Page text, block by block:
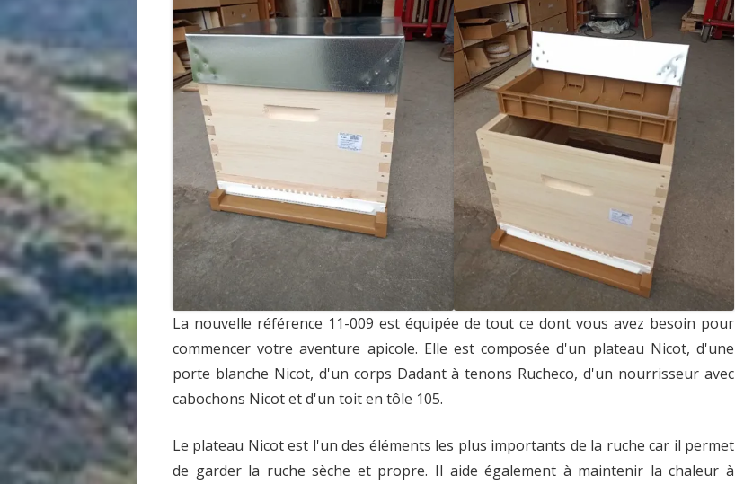
La nouvelle référence 11-009 est équipée de tout ce dont vous avez besoin pour
commencer votre aventure apicole. Elle est composée d'un plateau Nicot, d'une
porte blanche Nicot, d'un corps Dadant à tenons Rucheco, d'un nourrisseur avec
cabochons Nicot et d'un toit en tôle 105.
Le plateau Nicot est l'un des éléments les plus importants de la ruche car il permet
de garder la ruche sèche et propre. Il aide également à maintenir la chaleur à